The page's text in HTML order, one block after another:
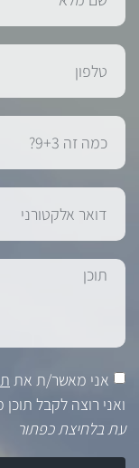
אני מאשר/ת את
ואני רוצה לקבל תוכן
עת בלחיצת כפתור